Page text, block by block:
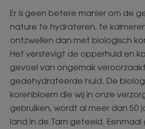
Er is geen betere manier om de
nature te hydrateren, te
ontzwellen dan met biologisch
Het verstevigt de opperhuid en
gevoel van ongemak
gedehydrateerde huid. De
korenbloem die wij in onze
gebruiken, wordt al meer dan 50
land in de Tarn geteeld.